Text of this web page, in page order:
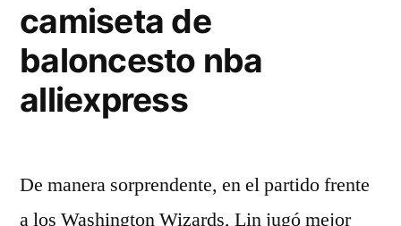
camiseta de
baloncesto nba
alliexpress
De manera sorprendente, en el partido frente
a los Washington Wizards, Lin jugó mejor